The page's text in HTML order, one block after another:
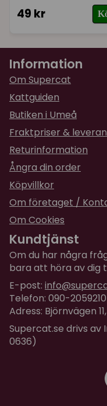
49 kr
Information
Om Supercat
Kattguiden
Butiken i Umeå
Fraktpriser &
Returinformation
Ångra din order
Köpvillkor
Om företaget /
Om Cookies
Kundtjänst
Om du har några
bara att höra av dig
E-post:
Telefon: 090-2059210
Adress: Björnvägen
Supercat.se drivs av
0636)